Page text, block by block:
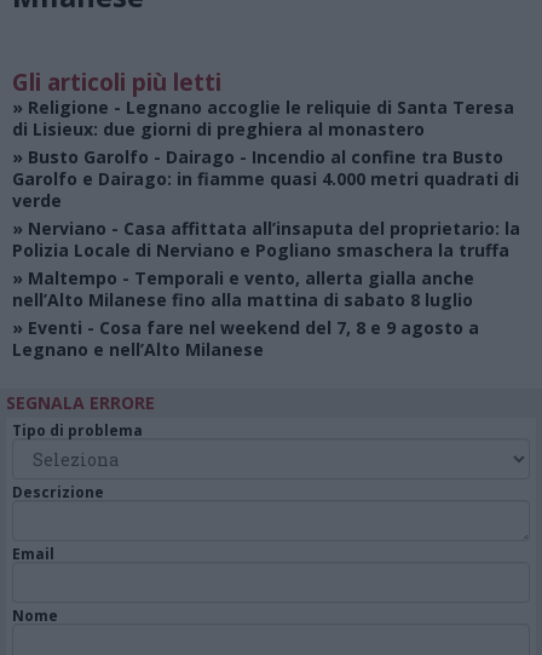
Gli articoli più letti
» Religione - Legnano accoglie le reliquie di Santa Teresa
di Lisieux: due giorni di preghiera al monastero
» Busto Garolfo - Dairago - Incendio al confine tra Busto
Garolfo e Dairago: in fiamme quasi 4.000 metri quadrati di
verde
» Nerviano - Casa affittata all’insaputa del proprietario: la
Polizia Locale di Nerviano e Pogliano smaschera la truffa
» Maltempo - Temporali e vento, allerta gialla anche
nell’Alto Milanese fino alla mattina di sabato 8 luglio
» Eventi - Cosa fare nel weekend del 7, 8 e 9 agosto a
Legnano e nell’Alto Milanese
SEGNALA ERRORE
Tipo di problema
Descrizione
Email
Nome